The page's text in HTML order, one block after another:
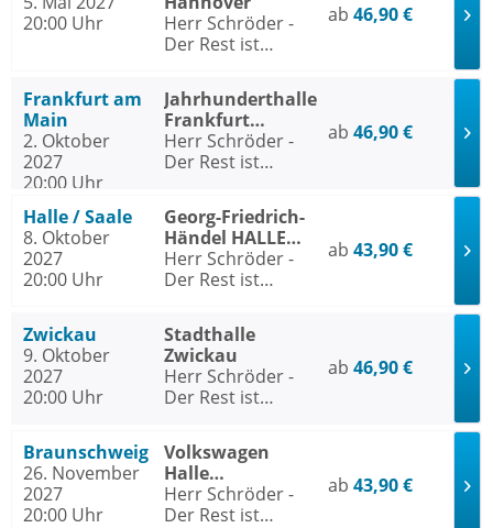
20:00 Uhr
Herr Schröder -
Der Rest ist
ab 46,90 €
Frankfurt am
Main
2. Oktober
2027
20:00 Uhr
Jahrhunderthalle
Frankfurt
Frankfurt am
Main
Herr Schröder -
Der Rest ist
ab 46,90 €
Halle / Saale
8. Oktober
2027
20:00 Uhr
Georg-Friedrich-
Händel HALLE
Halle / Saale
Herr Schröder -
Der Rest ist
ab 43,90 €
Zwickau
9. Oktober
2027
20:00 Uhr
Stadthalle
Zwickau
Herr Schröder -
Der Rest ist
ab 46,90 €
Braunschweig
26. November
2027
20:00 Uhr
Volkswagen
Halle
Braunschweig
Herr Schröder -
Der Rest ist
ab 43,90 €